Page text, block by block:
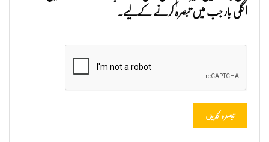
اگلی بار جب میں تبصرہ کرنے کےلیے۔